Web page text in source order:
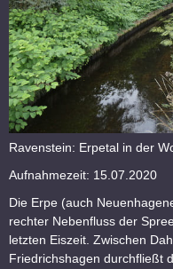
Ravenstein: Erpetal in der
Aufnahmezeit: 15.07.2020
Die Erpe (auch
rechter Nebenfluss der
letzten Eiszeit. Zwischen
Friedrichshagen durchfließt